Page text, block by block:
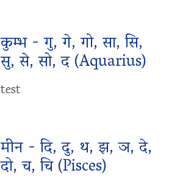
कुम्भ - गु, गे, गो, सा, सि,
सु, से, सो, द (Aquarius)
test
मीन - दि, दु, थ, झ, ञ, दे,
दो, च, चि (Pisces)